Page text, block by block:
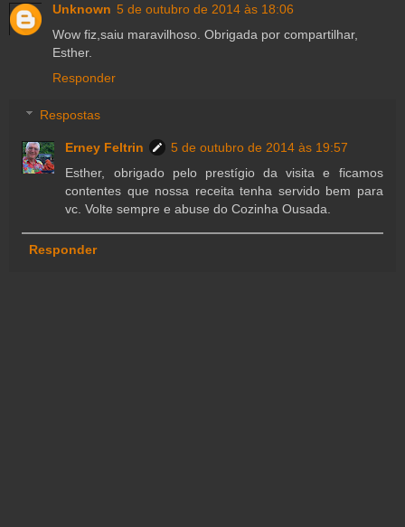
Unknown 5 de outubro de 2014 às 18:06
Wow fiz,saiu maravilhoso. Obrigada por compartilhar,
Esther.
Responder
Respostas
Erney Feltrin
5 de outubro de 2014 às 19:57
Esther, obrigado pelo prestígio da visita e ficamos
contentes que nossa receita tenha servido bem para
vc. Volte sempre e abuse do Cozinha Ousada.
Responder